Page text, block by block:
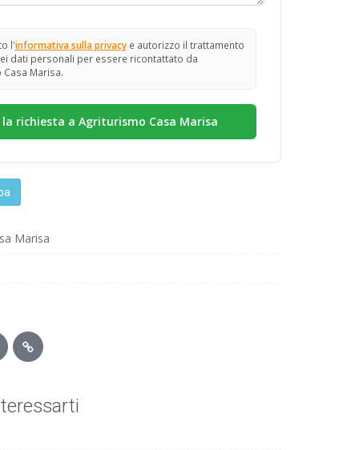
l'informativa sulla privacye autorizzo il trattamento
dati personali per essere ricontattato da
Marisa.
Marisa